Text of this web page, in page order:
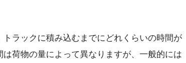
ラックに積み込むまでにどれくらいの時間が
荷物の量によって異なりますが、一般的には